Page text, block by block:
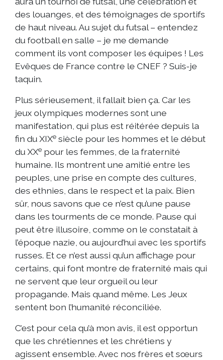
des louanges, et des témoignages de sportifs
de haut niveau. Au sujet du futsal – entendez
du football en salle – je me demande
comment ils vont composer les équipes ! Les
Evêques de France contre le CNEF ? Suis-je
taquin.
Plus sérieusement, il fallait bien ça. Car les
jeux olympiques modernes sont une
manifestation, qui plus est réitérée depuis la
fin du XIXe siècle pour les hommes et le début
du XXe pour les femmes, de la fraternité
humaine. Ils montrent une amitié entre les
peuples, une prise en compte des cultures,
des ethnies, dans le respect et la paix. Bien
sûr, nous savons que ce n’est qu’une pause
dans les tourments de ce monde. Pause qui
peut être illusoire, comme on le constatait à
l’époque nazie, ou aujourd’hui avec les sportifs
russes. Et ce n’est aussi qu’un affichage pour
certains, qui font montre de fraternité mais qui
ne servent que leur orgueil ou leur
propagande. Mais quand même. Les Jeux
sentent bon l’humanité réconciliée.
C’est pour cela qu’à mon avis, il est opportun
que les chrétiennes et les chrétiens y
agissent ensemble. Avec nos frères et sœurs